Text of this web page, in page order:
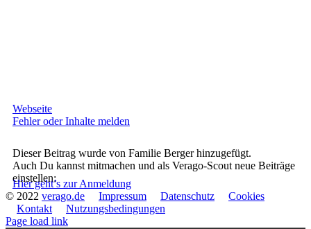
Webseite
Fehler oder Inhalte melden
Dieser Beitrag wurde von Familie Berger hinzugefügt.
Auch Du kannst mitmachen und als Verago-Scout neue Beiträge
einstellen:
Hier geht’s zur Anmeldung
© 2022 verago.de Impressum Datenschutz
Cookies
Kontakt
Nutzungsbedingungen
Page load link